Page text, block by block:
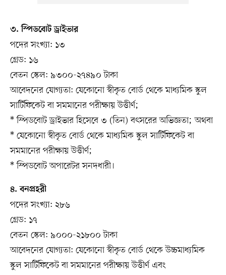
৩. স্পিডবোট ড্রাইভার
পদের সংখ্যা: ১৩
গ্রেড: ১৬
বেতন স্কেল: ৯৩০০-২৭৪৯০ টাকা
আবেদনের যোগ্যতা: যেকোনো স্বীকৃত বোর্ড থেকে মাধ্যমিক স্কুল
সার্টিফিকেট বা সমমানের পরীক্ষায় উত্তীর্ণ;
* স্পিডবোট ড্রাইভার হিসেবে ৩ (তিন) বৎসরের অভিজ্ঞতা; অথবা
* যেকোনো স্বীকৃত বোর্ড থেকে মাধ্যমিক স্কুল সার্টিফিকেট বা
সমমানের পরীক্ষায় উত্তীর্ণ;
* স্পিডবোট অপারেটর সনদধারী।
৪. বনপ্রহরী
পদের সংখ্যা: ২৮৬
গ্রেড: ১৭
বেতন স্কেল: ৯০০০-২১৮০০ টাকা
আবেদনের যোগ্যতা: যেকোনো স্বীকৃত বোর্ড থেকে উচ্চমাধ্যমিক
স্কুল সার্টিফিকেট বা সমমানের পরীক্ষায় উত্তীর্ণ এবং